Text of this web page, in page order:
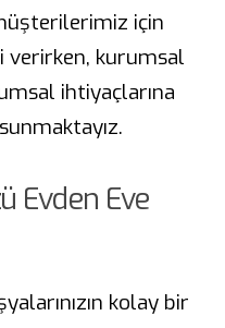
için
verirken, kurumsal
ihtiyaçlarına
Evden Eve
kolay bir